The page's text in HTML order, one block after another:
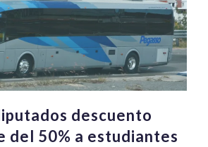
descuento
del 50% a estudiantes